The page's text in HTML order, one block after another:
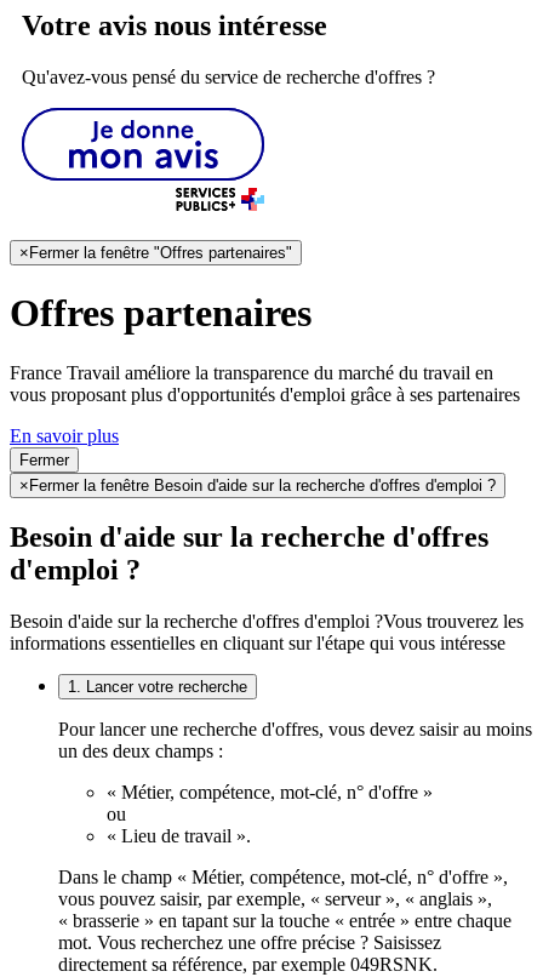
Votre avis nous intéresse
Qu'avez-vous pensé du service de recherche d'offres ?
×Fermer la fenêtre "Offres partenaires"
Offres partenaires
France Travail améliore la transparence du marché du travail en
vous proposant plus d'opportunités d'emploi grâce à ses partenaires
En savoir plus
Fermer
×Fermer la fenêtre Besoin d'aide sur la recherche d'offres d'emploi ?
Besoin d'aide sur la recherche d'offres
d'emploi ?
Besoin d'aide sur la recherche d'offres d'emploi ?Vous trouverez les
informations essentielles en cliquant sur l'étape qui vous intéresse
1. Lancer votre recherche
Pour lancer une recherche d'offres, vous devez saisir au moins
un des deux champs :
« Métier, compétence, mot-clé, n° d'offre »
ou
« Lieu de travail ».
Dans le champ « Métier, compétence, mot-clé, n° d'offre »,
vous pouvez saisir, par exemple, « serveur », « anglais »,
« brasserie » en tapant sur la touche « entrée » entre chaque
mot. Vous recherchez une offre précise ? Saisissez
directement sa référence, par exemple 049RSNK.